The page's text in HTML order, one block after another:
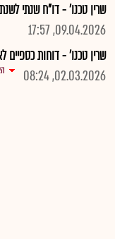
שרין טכנו' - דו"ח שנתי לשנת
09.04.2026, 17:57
שרין טכנו' - דוחות כספיים לא
02.03.2026, 08:24